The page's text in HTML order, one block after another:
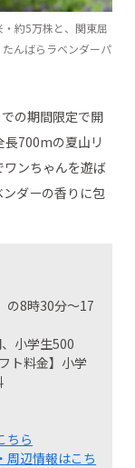
約5万株と、関東屈
んばらラベンダーパ
の期間限定で開
長700mの夏山リ
ワンちゃんを遊ば
ダーの香りに包
の8時30分～17
小学生500
ト料金】小学
ちら
周辺情報はこち